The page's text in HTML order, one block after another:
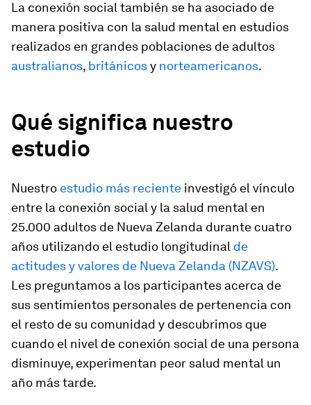
La conexión social también se ha asociado de
manera positiva con la salud mental en estudios
realizados en grandes poblaciones de adultos
australianos, británicosy norteamericanos.
Qué significa nuestro
estudio
Nuestro estudio más reciente investigó el vínculo
entre la conexión social y la salud mental en
25.000 adultos de Nueva Zelanda durante cuatro
años utilizando el estudio longitudinal de
actitudes y valores de Nueva Zelanda (NZAVS).
Les preguntamos a los participantes acerca de
sus sentimientos personales de pertenencia con
el resto de su comunidad y descubrimos que
cuando el nivel de conexión social de una persona
disminuye, experimentan peor salud mental un
año más tarde.